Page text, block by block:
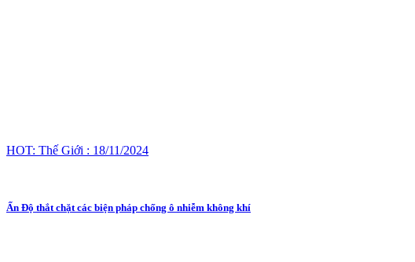
HOT: Thế Giới : 18/11/2024
Ấn Độ thắt chặt các biện pháp chống ô nhiễm không khí